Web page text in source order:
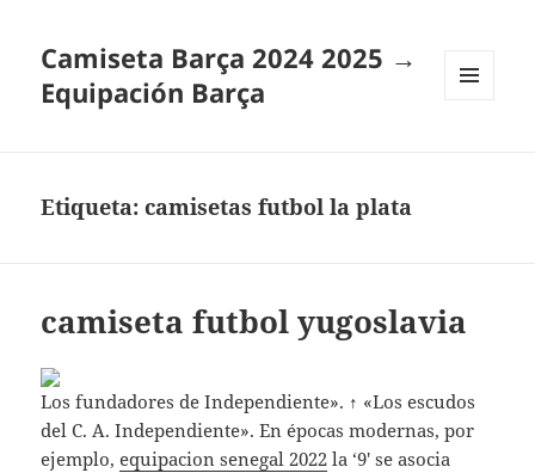
Camiseta Barça 2024 2025 →
Equipación Barça
Etiqueta:camisetas futbol la plata
camiseta futbol yugoslavia
Los fundadores de Independiente». ↑ «Los escudos
del C. A. Independiente». En épocas modernas, por
ejemplo,equipacion senegal 2022 la ‘9′ se asocia